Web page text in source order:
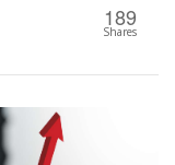
189
Shares